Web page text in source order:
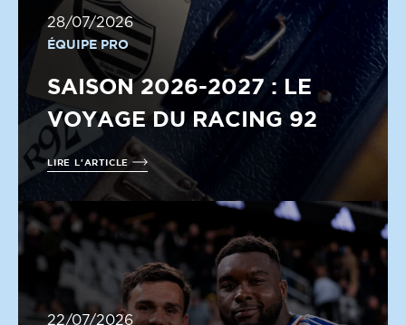
28/07/2026
ÉQUIPE PRO
SAISON 2026-2027 : LE
VOYAGE DU RACING 92
LIRE L'ARTICLE
22/07/2026